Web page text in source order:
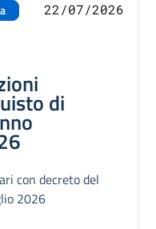
22/07/2026
di
con decreto del
2026